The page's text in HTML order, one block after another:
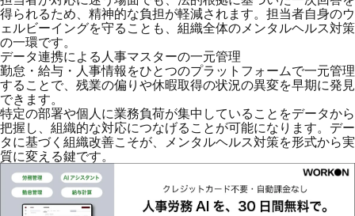
得られるため、精神的な負担が軽減されます。担当者自身のウ
ェルビーイングを守ることも、組織全体のメンタルヘルス対策
の一環です。
データ連携による人事マスターの一元管理
勤怠・給与・人事情報をひとつのプラットフォームで一元管理
することで、残業の偏りや休暇取得の状況の異変を早期に発見
できます。
特定の部署や個人に業務負荷が集中していることをデータから
把握し、組織的な対応につなげることが可能になります。デー
タに基づく組織改善こそが、メンタルヘルス対策を形式から実
質に変える鍵です。